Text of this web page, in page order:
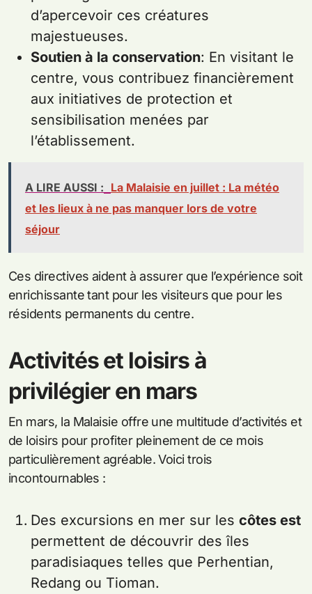
d’apercevoir ces créatures
majestueuses.
Soutien à la conservation: En visitant le
centre, vous contribuez financièrement
aux initiatives de protection et
sensibilisation menées par
l’établissement.
A LIRE AUSSI : La Malaisie en juillet : La météo
et les lieux à ne pas manquer lors de votre
séjour
Ces directives aident à assurer que l’expérience soit
enrichissante tant pour les visiteurs que pour les
résidents permanents du centre.
Activités et loisirs à
privilégier en mars
En mars, la Malaisie offre une multitude d’activités et
de loisirs pour profiter pleinement de ce mois
particulièrement agréable. Voici trois
incontournables :
Des excursions en mer sur les côtes est
permettent de découvrir des îles
paradisiaques telles que Perhentian,
Redang ou Tioman.